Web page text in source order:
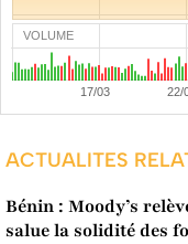
VOLUME
ACTUALITES
Bénin : Moody’s
salue la solidité des